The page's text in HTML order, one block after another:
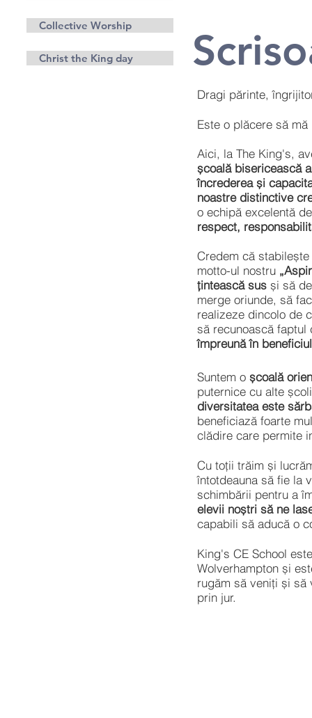
Collective Worship
Christ the King day
Dragi părinte,
Este o plăcere să
Aici, la The King's,
școală bisericească
încrederea și
noastre distinctive
o echipă excelentă
respect,
Credem că
motto-ul nostru
țintească sus și să
merge oriunde, să
realizeze dincolo de
să recunoască
împreună în
Suntem o școală
puternice cu alte
diversitatea este
beneficiază foarte
clădire care permite
Cu toții trăim și
întotdeauna să fie la
schimbării pentru a
elevii noștri să ne
capabili să aducă o
King's CE School
Wolverhampton și
rugăm să veniți și să
prin jur.